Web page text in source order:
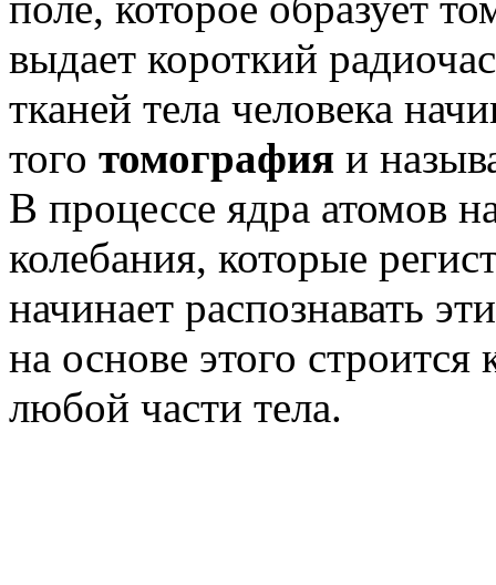
выдает короткий
тканей тела человека
того томография и
В процессе ядра атомов
колебания, которые
начинает распознавать
на основе этого строится
любой части тела.